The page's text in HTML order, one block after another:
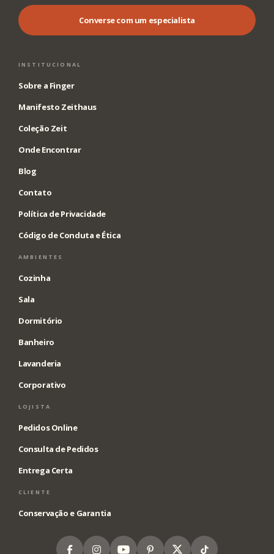
Converse com um especialista
INSTITUCIONAL
Sobre a Finger
Manifesto Zeithaus
Coleção Zeit
Onde Encontrar
Blog
Contato
Política de Privacidade
Código de Conduta e Ética
AMBIENTES
Cozinha
Sala
Dormitório
Banheiro
Lavanderia
Corporativo
LOJISTA
Pedidos Online
Consulta de Pedidos
Entrega Certa
CLIENTE
Conservação e Garantia